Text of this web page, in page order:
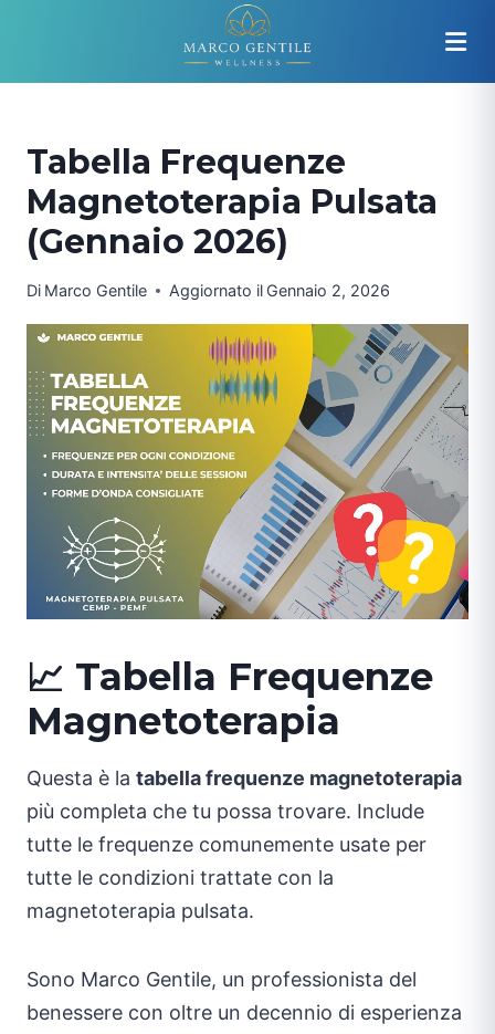
contenuto
Tabella Frequenze
Magnetoterapia Pulsata
(Gennaio 2026)
Di Marco Gentile Aggiornato il Gennaio 2, 2026
📈 Tabella Frequenze
Magnetoterapia
Questa è la tabella frequenze magnetoterapia
più completa che tu possa trovare. Include
tutte le frequenze comunemente usate per
tutte le condizioni trattate con la
magnetoterapia pulsata.
Sono Marco Gentile, un professionista del
benessere con oltre un decennio di esperienza